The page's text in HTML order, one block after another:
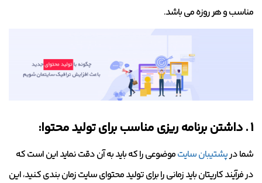
مناسب و هر روزه می باشد.
1 . داشتن برنامه ریزی مناسب برای تولید محتوا:
شما درپشتیبان سایتموضوعی را که باید به آن دقت نماید این است که
در فرآیند کاریتان باید زمانی را برای تولید محتوای سایت زمان بندی کنید، این